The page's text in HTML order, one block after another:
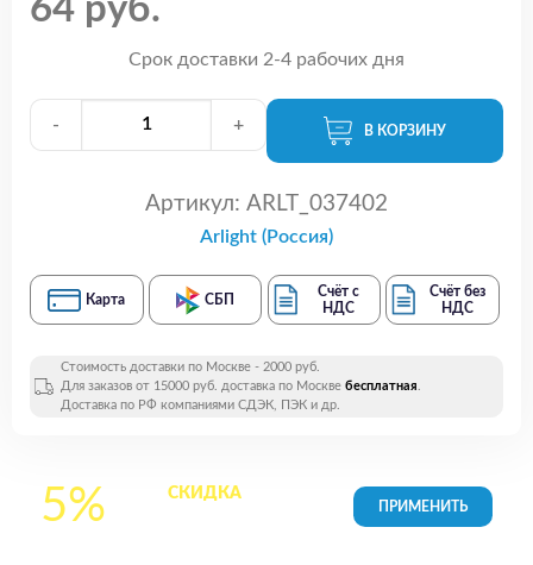
64 руб.
Срок доставки 2-4 рабочих дня
- + В КОРЗИНУ
Артикул: ARLT_037402
Arlight (Россия)
Карта СБП
Счёт с
НДС
Счёт без
НДС
Стоимость доставки по Москве - 2000 руб.
Для заказов от 15000 руб. доставка по Москве бесплатная.
Доставка по РФ компаниями СДЭК, ПЭК и др.
5% СКИДКАна все